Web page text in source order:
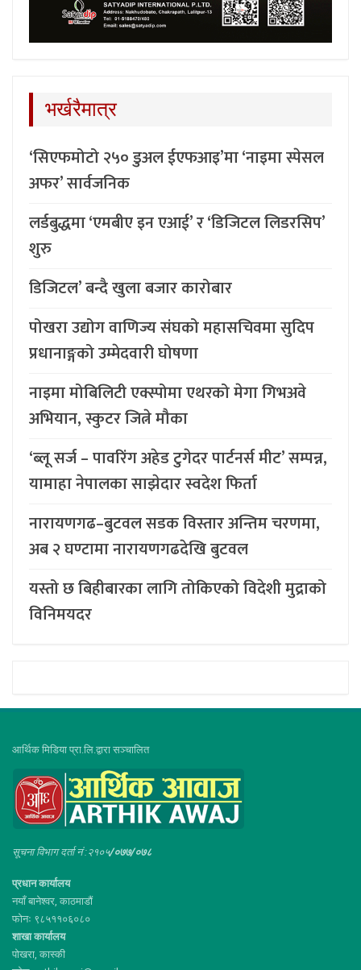
भर्खरैमात्र
‘सिएफमोटो २५० डुअल ईएफआइ’मा ‘नाइमा स्पेसल
अफर’ सार्वजनिक
लर्डबुद्धमा ‘एमबीए इन एआई’ र ‘डिजिटल लिडरसिप’
शुरु
डिजिटल’ बन्दै खुला बजार कारोबार
पोखरा उद्योग वाणिज्य संघको महासचिवमा सुदिप
प्रधानाङ्गको उम्मेदवारी घोषणा
नाइमा मोबिलिटी एक्स्पोमा एथरको मेगा गिभअवे
अभियान, स्कुटर जित्ने मौका
‘ब्लू सर्ज – पावरिंग अहेड टुगेदर पार्टनर्स मीट’ सम्पन्न,
यामाहा नेपालका साझेदार स्वदेश फिर्ता
नारायणगढ–बुटवल सडक विस्तार अन्तिम चरणमा,
अब २ घण्टामा नारायणगढदेखि बुटवल
यस्तो छ बिहीबारका लागि तोकिएको विदेशी मुद्राको
विनिमयदर
आर्थिक मिडिया प्रा.लि.द्वारा सञ्चालित
सूचना विभाग दर्ता नं :२१०५/०७७/०७८
प्रधान कार्यालय
नयाँ बानेश्वर, काठमाडौं
फोनः ९८५११०६०८०
शाखा कार्यालय
पोखरा, कास्की